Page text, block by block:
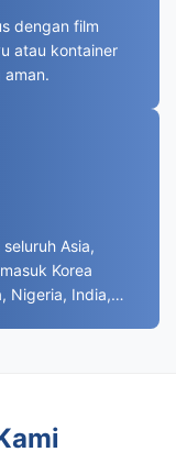
dengan film
atau kontainer
Asia,
Korea
Nigeria, India,